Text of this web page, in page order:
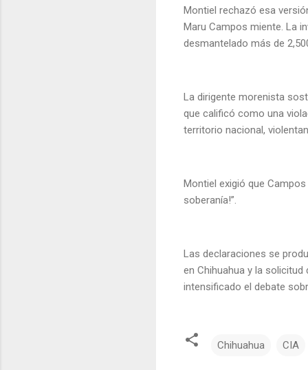
Montiel rechazó esa
Maru Campos miente. La
desmantelado más de
La dirigente morenista
que calificó como una
territorio nacional,
Montiel exigió que
soberanía!”.
Las declaraciones se
en Chihuahua y la
intensificado el debate
Chihuahua CIA